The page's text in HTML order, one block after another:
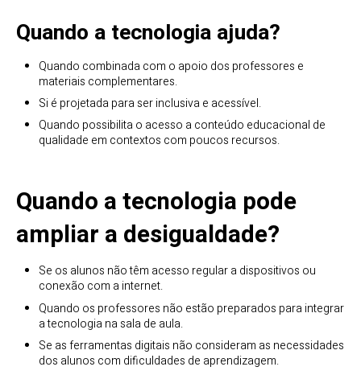
Quando a tecnologia ajuda?
Quando combinada com o apoio dos professores e
materiais complementares.
Si é projetada para ser inclusiva e acessível.
Quando possibilita o acesso a conteúdo educacional de
qualidade em contextos com poucos recursos.
Quando a tecnologia pode
ampliar a desigualdade?
Se os alunos não têm acesso regular a dispositivos ou
conexão com a internet.
Quando os professores não estão preparados para integrar
a tecnologia na sala de aula.
Se as ferramentas digitais não consideram as necessidades
dos alunos com dificuldades de aprendizagem.